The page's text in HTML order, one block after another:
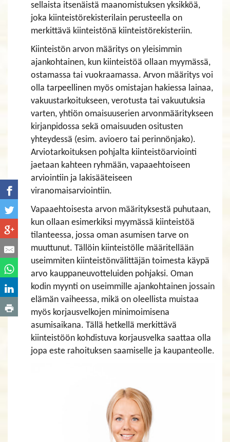
sellaista itsenäistä maanomistuksen yksikköä,
joka kiinteistörekisterilain perusteella on
merkittävä kiinteistönä kiinteistörekisteriin.
Kiinteistön arvon määritys on yleisimmin
ajankohtainen, kun kiinteistöä ollaan myymässä,
ostamassa tai vuokraamassa. Arvon määritys voi
olla tarpeellinen myös omistajan hakiessa lainaa,
vakuustarkoitukseen, verotusta tai vakuutuksia
varten, yhtiön omaisuuserien arvonmääritykseen
kirjanpidossa sekä omaisuuden ositusten
yhteydessä (esim. avioero tai perinnönjako).
Arviotarkoituksen pohjalta kiinteistöarviointi
jaetaan kahteen ryhmään, vapaaehtoiseen
arviointiin ja lakisääteiseen
viranomaisarviointiin.
Vapaaehtoisesta arvon määrityksestä puhutaan,
kun ollaan esimerkiksi myymässä kiinteistöä
tilanteessa, jossa oman asumisen tarve on
muuttunut. Tällöin kiinteistölle määritellään
useimmiten kiinteistönvälittäjän toimesta käypä
arvo kauppaneuvotteluiden pohjaksi. Oman
kodin myynti on useimmille ajankohtainen jossain
elämän vaiheessa, mikä on oleellista muistaa
myös korjausvelkojen minimoimisena
asumisaikana. Tällä hetkellä merkittävä
kiinteistöön kohdistuva korjausvelka saattaa olla
jopa este rahoituksen saamiselle ja kaupanteolle.